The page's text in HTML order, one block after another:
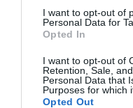
I want to opt-out of
Personal Data for
Opted In
I want to opt-out of
Retention, Sale,
Personal Data that
Purposes for which
Opted Out